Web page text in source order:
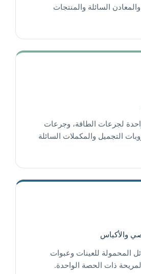
السائلة والمنتجات
لجرعات الطاقة، وجرعات
التجميل والمكملات السائلة
والأكياس
المحمولة للعينات وعبوات
ذات الحصة الواحدة.